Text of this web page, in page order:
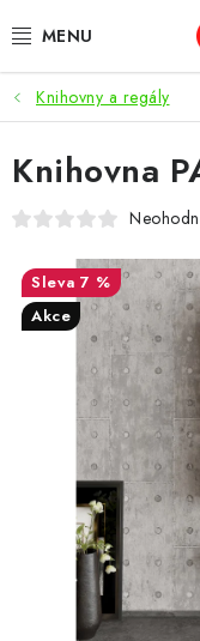
na
OBÝVACÍ POKOJ
KUCHYŇ A JÍDELNA
LOŽNICE
DĚTSKÝ POKOJ
KANCELÁŘ /
KOUPELNA A WC
PŘEDSÍŇ
CHOVATELSKÉ
DOPLŇKY A
Knihovny a regály
Knihovna
7 %
Akce